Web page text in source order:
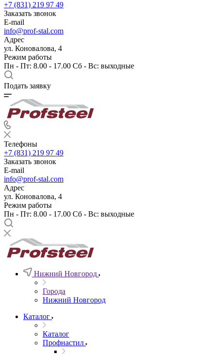
+7 (831) 219 97 49
Заказать звонок
E-mail
info@prof-stal.com
Адрес
ул. Коновалова, 4
Режим работы
Пн - Пт: 8.00 - 17.00 Сб - Вс: выходные
Подать заявку
Телефоны
+7 (831) 219 97 49
Заказать звонок
E-mail
info@prof-stal.com
Адрес
ул. Коновалова, 4
Режим работы
Пн - Пт: 8.00 - 17.00 Сб - Вс: выходные
Нижний Новгород
Города
Нижний Новгород
Каталог
Каталог
Профнастил